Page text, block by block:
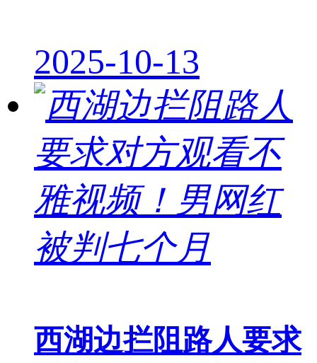
2025-10-13
西湖边拦阻路人要求